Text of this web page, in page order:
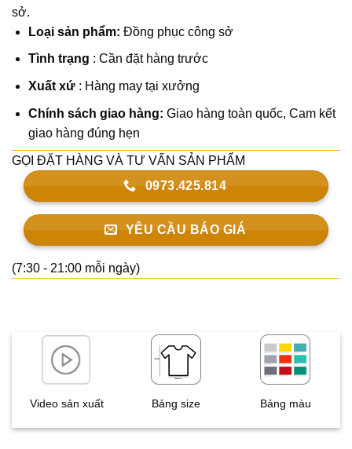
sở.
Loại sản phẩm: Đồng phục công sở
Tình trạng : Cần đặt hàng trước
Xuất xứ: Hàng may tại xưởng
Chính sách giao hàng: Giao hàng toàn quốc, Cam kết
giao hàng đúng hẹn
GỌI ĐẶT HÀNG VÀ TƯ VẤN SẢN PHẨM
0973.425.814
YÊU CẦU BÁO GIÁ
(7:30 - 21:00 mỗi ngày)
Video sản xuất Bảng size Bảng màu